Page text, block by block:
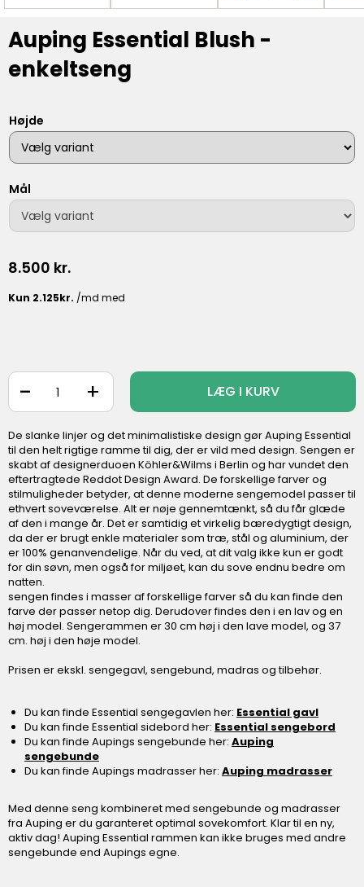
Auping Essential Blush -
enkeltseng
Højde
Mål
8.500 kr.
+
- LÆG I KURV
De slanke linjer og det minimalistiske design gør Auping Essential
til den helt rigtige ramme til dig, der er vild med design. Sengen er
skabt af designerduoen Köhler&Wilms i Berlin og har vundet den
eftertragtede Reddot Design Award. De forskellige farver og
stilmuligheder betyder, at denne moderne sengemodel passer til
ethvert soveværelse. Alt er nøje gennemtænkt, så du får glæde
af den i mange år. Det er samtidig et virkelig bæredygtigt design,
da der er brugt enkle materialer som træ, stål og aluminium, der
er 100% genanvendelige. Når du ved, at dit valg ikke kun er godt
for din søvn, men også for miljøet, kan du sove endnu bedre om
natten.
sengen findes i masser af forskellige farver så du kan finde den
farve der passer netop dig. Derudover findes den i en lav og en
høj model. Sengerammen er 30 cm høj i den lave model, og 37
cm. høj i den høje model.
Prisen er ekskl. sengegavl, sengebund, madras og tilbehør.
Du kan finde Essential sengegavlen her: Essential gavl
Du kan finde Essential sidebord her: Essential sengebord
Du kan finde Aupings sengebunde her: Auping
sengebunde
Du kan finde Aupings madrasser her: Auping madrasser
Med denne seng kombineret med sengebunde og madrasser
fra Auping er du garanteret optimal sovekomfort. Klar til en ny,
aktiv dag! Auping Essential rammen kan ikke bruges med andre
sengebunde end Aupings egne.